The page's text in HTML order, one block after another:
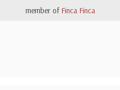
member of Finca Finca